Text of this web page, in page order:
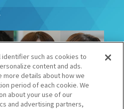
such as cookies to
content and ads.
more details about how we
period of each cookie. We
about your use of our
and advertising partners,